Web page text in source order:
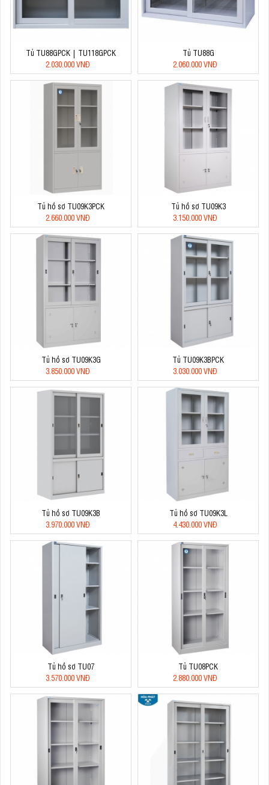
Tủ TU88GPCK | TU118GPCK
2.030.000 VNĐ
Tủ TU88G
2.060.000 VNĐ
Tủ hồ sơ TU09K3PCK
2.660.000 VNĐ
Tủ hồ sơ TU09K3
3.150.000 VNĐ
Tủ hồ sơ TU09K3G
3.850.000 VNĐ
Tủ TU09K3BPCK
3.030.000 VNĐ
Tủ hồ sơ TU09K3B
3.970.000 VNĐ
Tủ hồ sơ TU09K3L
4.430.000 VNĐ
Tủ hồ sơ TU07
3.570.000 VNĐ
Tủ TU08PCK
2.880.000 VNĐ